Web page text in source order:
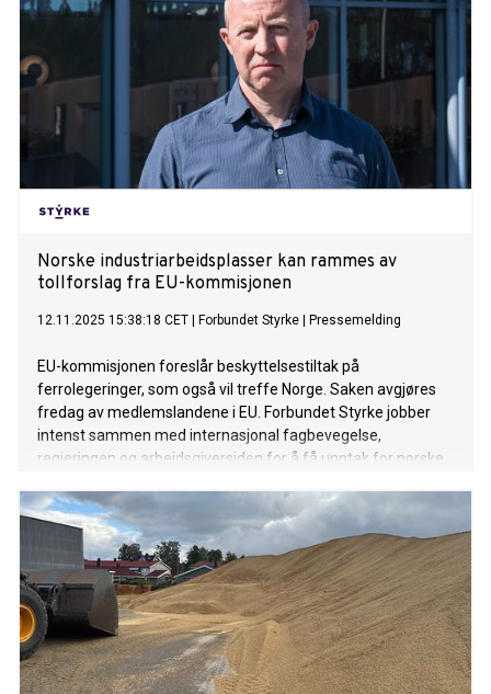
Norske industriarbeidsplasser kan rammes av
tollforslag fra EU-kommisjonen
12.11.2025 15:38:18 CET Forbundet Styrke Pressemelding
EU-kommisjonen foreslår beskyttelsestiltak på
ferrolegeringer, som også vil treffe Norge. Saken avgjøres
fredag av medlemslandene i EU. Forbundet Styrke jobber
intenst sammen med internasjonal fagbevegelse,
regjeringen og arbeidsgiversiden for å få unntak for norske